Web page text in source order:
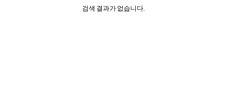
검색 결과가 없습니다.